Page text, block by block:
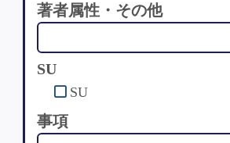
著者属性・その他
SU
SU
事項